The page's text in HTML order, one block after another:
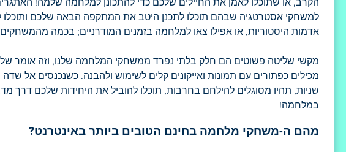
הקרב, או שתוכלו לאמן את החיילים שלכם כדי להתכונן למלחמה שלמה!
למשחקי אסטרטגיה שבהם תוכלו לתכנן היטב את המתקפה הבאה שלכם
אדמות היסטוריות, או אפילו צאו למלחמה בזמנים המודרניים; בכמה מהמשחקים,
מקשי שליטה פשוטים הם חלק בלתי נפרד ממשחקי המלחמה שלנו, וזה אומר
מכילים כפתורים עם תמונות ואייקונים קלים לשימוש ולהבנה. כשנכנסים אל
שניות, תהיו מסוגלים להילחם בחרבות, תוכלו להוביל את היחידות שלכם דרך
במלחמה!
מהם ה-משחקי מלחמה בחינם הטובים ביותר באינטרנט?